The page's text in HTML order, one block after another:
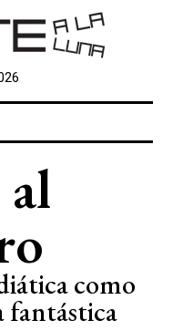
como
fantástica